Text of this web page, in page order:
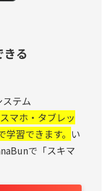
る
テム
マホ・タブレッ
習できます。 い
で「スキマ